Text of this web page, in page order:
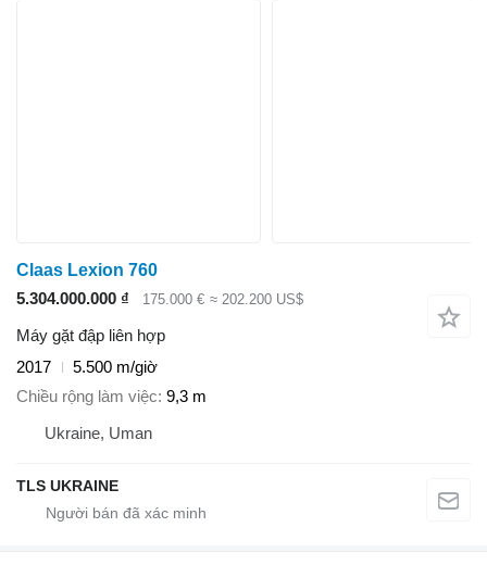
Claas Lexion 760
5.304.000.000 ₫
175.000 € ≈ 202.200 US$
Máy gặt đập liên hợp
2017
5.500 m/giờ
Chiều rộng làm việc 9,3 m
Ukraine, Uman
TLS UKRAINE